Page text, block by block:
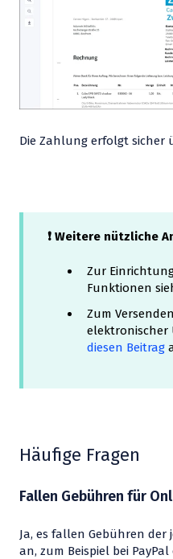
Die Zahlung erfolgt sicher
❗ Weitere nützliche
Zur
Funktionen
Zum
elektronischer
diesen Beitrag
Häufige Fragen
Fallen Gebühren für
Ja, es fallen Gebühren
an, zum Beispiel bei PayPal